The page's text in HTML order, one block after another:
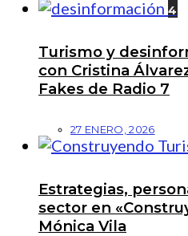
4
Turismo y
con Cristina
Fakes de Radio 7
27 ENERO, 2026
Estrategias,
sector en
Mónica Vila